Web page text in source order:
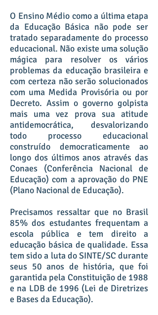
O Ensino Médio como a última etapa
da Educação Básica não pode ser
tratado separadamente do processo
educacional. Não existe uma solução
mágica para resolver os vários
problemas da educação brasileira e
com certeza não serão solucionados
com uma Medida Provisória ou por
Decreto. Assim o governo golpista
mais uma vez prova sua atitude
antidemocrática, desvalorizando
todo processo educacional
construído democraticamente ao
longo dos últimos anos através das
Conaes (Conferência Nacional de
Educação) com a aprovação do PNE
(Plano Nacional de Educação).
Precisamos ressaltar que no Brasil
85% dos estudantes frequentam a
escola pública e tem direito a
educação básica de qualidade. Essa
tem sido a luta do SINTE/SC durante
seus 50 anos de história, que foi
garantida pela Constituição de 1988
e na LDB de 1996 (Lei de Diretrizes
e Bases da Educação).